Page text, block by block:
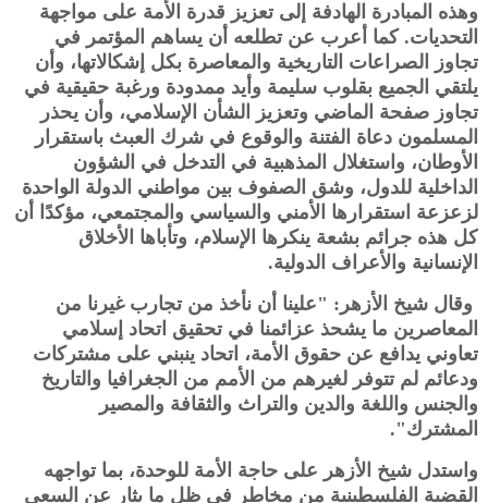
وهذه المبادرة الهادفة إلى تعزيز قدرة الأمة على مواجهة
التحديات. كما أعرب عن تطلعه أن يساهم المؤتمر في
تجاوز الصراعات التاريخية والمعاصرة بكل إشكالاتها، وأن
يلتقي الجميع بقلوب سليمة وأيد ممدودة ورغبة حقيقية في
تجاوز صفحة الماضي وتعزيز الشأن الإسلامي، وأن يحذر
المسلمون دعاة الفتنة والوقوع في شرك العبث باستقرار
الأوطان، واستغلال المذهبية في التدخل في الشؤون
الداخلية للدول، وشق الصفوف بين مواطني الدولة الواحدة
لزعزعة استقرارها الأمني والسياسي والمجتمعي، مؤكدًا أن
كل هذه جرائم بشعة ينكرها الإسلام، وتأباها الأخلاق
الإنسانية والأعراف الدولية.
وقال شيخ الأزهر: "علينا أن نأخذ من تجارب غيرنا من
المعاصرين ما يشحذ عزائمنا في تحقيق اتحاد إسلامي
تعاوني يدافع عن حقوق الأمة، اتحاد ينبني على مشتركات
ودعائم لم تتوفر لغيرهم من الأمم من الجغرافيا والتاريخ
والجنس واللغة والدين والتراث والثقافة والمصير
المشترك".
واستدل شيخ الأزهر على حاجة الأمة للوحدة، بما تواجهه
القضية الفلسطينية من مخاطر في ظل ما يثار عن السعي